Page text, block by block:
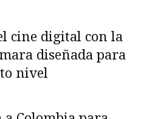
cine digital con la
diseñada para
nivel